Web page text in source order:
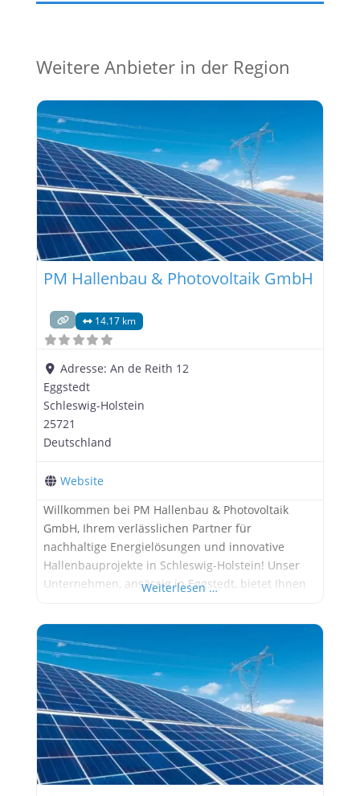
Weitere Anbieter in der Region
PM Hallenbau & Photovoltaik GmbH
14.17 km
Adresse:An de Reith 12
Eggstedt
Schleswig-Holstein
25721
Deutschland
Website
Willkommen bei PM Hallenbau & Photovoltaik
GmbH, Ihrem verlässlichen Partner für
nachhaltige Energielösungen und innovative
Hallenbauprojekte in Schleswig-Holstein! Unser
Unternehmen, ansässig in Eggstedt, bietet Ihnen
Unsere Mission: Nachhaltigkeit und Effizienz Bei
PM Hallenbau & Photovoltaik GmbH steht die
Zufriedenheit unserer Kunden an erster Stelle.
Wir haben es uns zur Aufgabe gemacht,
Weiterlesen …